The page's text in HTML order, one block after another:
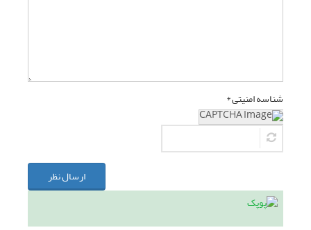
شناسه امنیتی *
ارسال نظر